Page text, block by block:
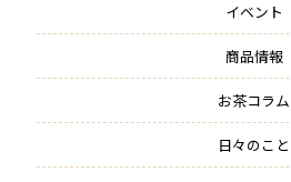
イベント
商品情報
お茶コラム
日々のこと